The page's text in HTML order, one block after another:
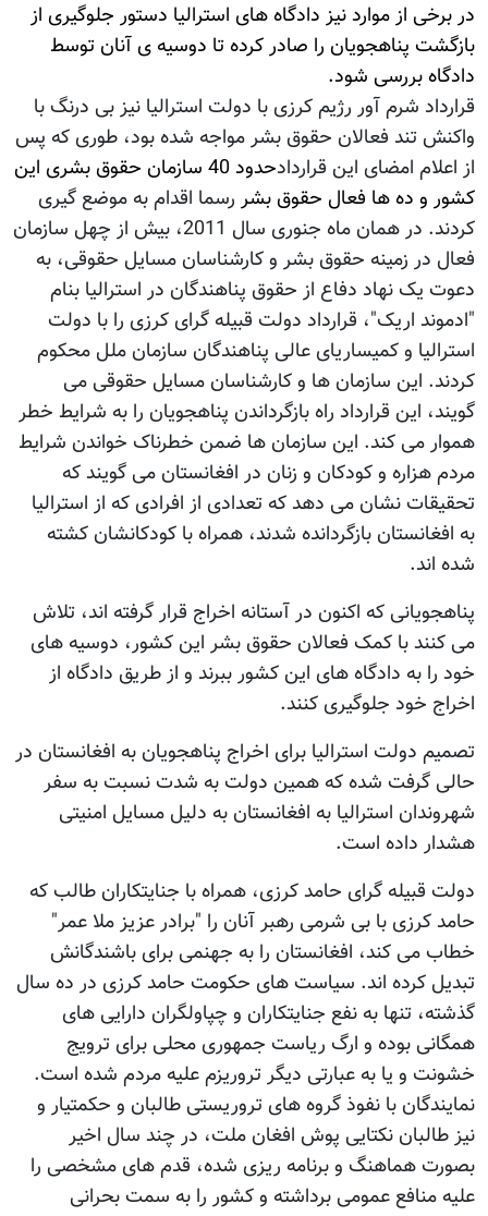
در برخی از موارد نیز دادگاه های استرالیا دستور جلوگیری از
بازگشت پناهجویان را صادر کرده تا دوسیه ی آنان توسط
دادگاه بررسی شود.
قرارداد شرم آور رژيم کرزی با دولت استرالیا نیز بی درنگ با
واکنش تند فعالان حقوق بشر مواجه شده بود، طوری که پس
از اعلام امضای این قرارداد
حدود 40 سازمان حقوق بشری این
کشور و ده ها فعال حقوق بشر رسما اقدام به موضع گیری
کردند. در همان ماه جنوری سال 2011، بیش از چهل سازمان
فعال در زمینه حقوق بشر و کارشناسان مسایل حقوقی، به
دعوت یک نهاد دفاع از حقوق پناهندگان در استرالیا بنام
"ادموند اریک"، قرارداد دولت قبیله گرای کرزی را با دولت
استرالیا و کمیساریای عالی پناهندگان سازمان ملل محکوم
کردند. این سازمان ها و کارشناسان مسایل حقوقی می
گویند، این قرارداد راه بازگرداندن پناهجویان را به شرایط خطر
هموار می کند. این سازمان ها ضمن خطرناک خواندن شرایط
مردم هزاره و کودکان و زنان در افغانستان می گویند که
تحقیقات نشان می دهد که تعدادی از افرادی که از استرالیا
به افغانستان بازگردانده شدند، همراه با کودکانشان کشته
شده اند.
پناهجویانی که اکنون در آستانه اخراج قرار گرفته اند، تلاش
می کنند با کمک فعالان حقوق بشر این کشور، دوسیه های
خود را به دادگاه های این کشور ببرند و از طریق دادگاه از
اخراج خود جلوگیری کنند.
تصمیم دولت استرالیا برای اخراج پناهجویان به افغانستان در
حالی گرفت شده که همین دولت به شدت نسبت به سفر
شهروندان استرالیا به افغانستان به دلیل مسایل امنیتی
هشدار داده است.
دولت قبیله گرای حامد کرزی، همراه با جنایتکاران طالب که
حامد کرزی با بی شرمی رهبر آنان را "برادر عزیز ملا عمر"
خطاب می کند، افغانستان را به جهنمی برای باشندگانش
تبدیل کرده اند. سیاست های حکومت حامد کرزی در ده سال
گذشته، تنها به نفع جنایتکاران و چپاولگران دارایی های
همگانی بوده و ارگ ریاست جمهوری محلی برای ترويج
خشونت و یا به عبارتی دیگر تروريزم علیه مردم شده است.
نمایندگان با نفوذ گروه های تروریستی طالبان و حکمتیار و
نیز طالبان نکتایی پوش افغان ملت، در چند سال اخیر
بصورت هماهنگ و برنامه ریزی شده، قدم های مشخصی را
علیه منافع عمومی برداشته و کشور را به سمت بحرانی